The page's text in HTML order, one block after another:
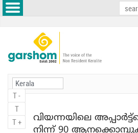
T -
T
T +
വിയന്നയിലെ
നിന്ന് 90